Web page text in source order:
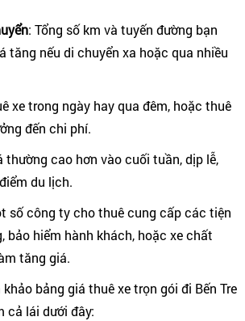
: Tổng số km và tuyến đường bạn
tăng nếu di chuyển xa hoặc qua nhiều
xe trong ngày hay qua đêm, hoặc thuê
đến chi phí.
thường cao hơn vào cuối tuần, dịp lễ,
du lịch.
số công ty cho thuê cung cấp các tiện
bảo hiểm hành khách, hoặc xe chất
tăng giá.
bảng giá thuê xe trọn gói đi Bến Tre
cả lái dưới đây: